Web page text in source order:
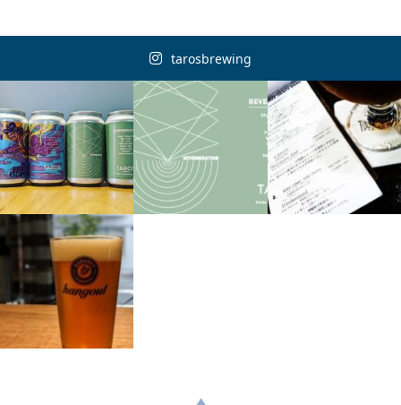
tarosbrewing